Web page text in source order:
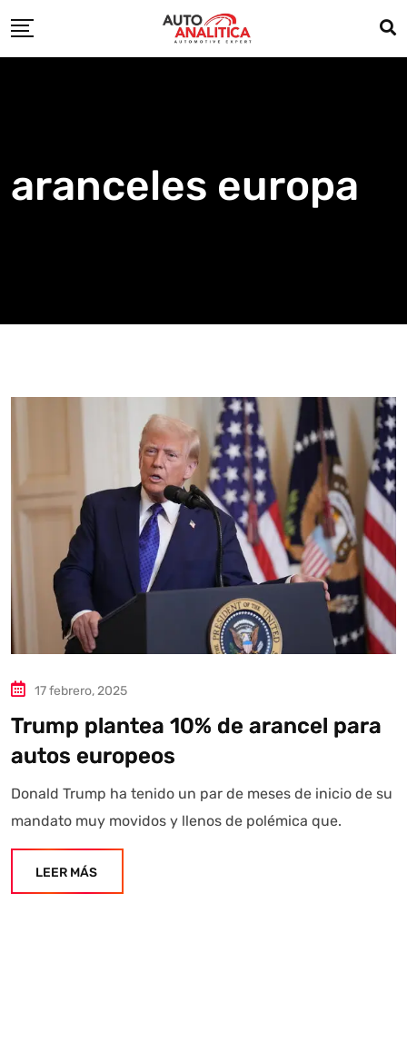
to
aranceles europa
17 febrero, 2025
Trump plantea 10% de arancel para
autos europeos
Donald Trump ha tenido un par de meses de inicio de su
mandato muy movidos y llenos de polémica que.
LEER MÁS
Agente Inteligente
Estoy aquí para encontrar lo que necesitas. ¿Qué estás
buscando? "Este asistente con IA (OpenAI) ofrece
información referencial que puede contener errores.
Asistente con IA en desarrollo. Autoanalítica optimiza
diariamente su exactitud."